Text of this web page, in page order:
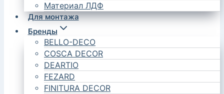
Материал ЛДФ
Для монтажа
Бренды
BELLO-DECO
COSCA DECOR
DEARTIO
FEZARD
FINITURA DECOR